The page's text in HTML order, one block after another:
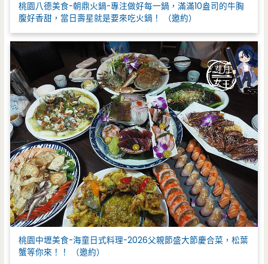
桃園八德美食-朝鼎火鍋-專注做好每一鍋，滿滿10盎司的牛胸
腹好香甜，當日壽星就是要來吃火鍋！ （邀約）
桃園中壢美食-海童日式料理-2026父親節盛大節慶合菜，松葉
蟹等你來！！ （邀約）